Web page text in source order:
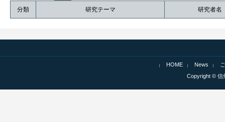
分類
研究テーマ 研究者名
HOME News
Copyright © 信